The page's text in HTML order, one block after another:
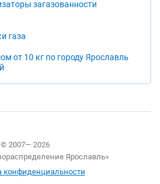
загазованности
газа
от 10 кг по городу Ярославль
© 2007— 2026
Ярославль»
конфиденциальности